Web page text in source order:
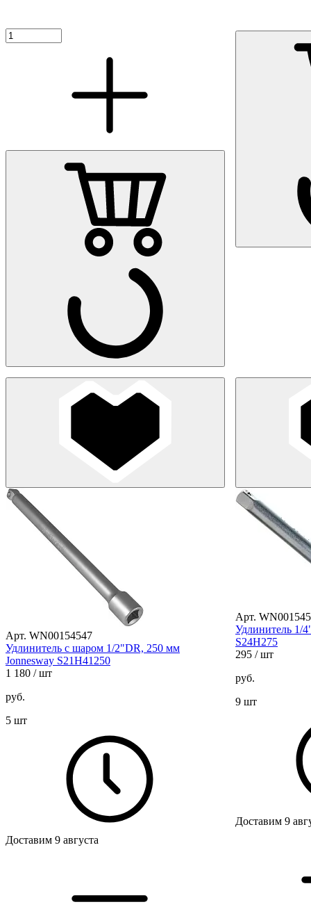
Арт. WN00154547
Удлинитель с шаром 1/2"DR, 250 мм
Jonnesway S21H41250
1 180 / шт
руб.
5 шт
Доставим 9 августа
Арт.
Удлинитель 1/
S24H275
295 / шт
руб.
9 шт
Доставим 9